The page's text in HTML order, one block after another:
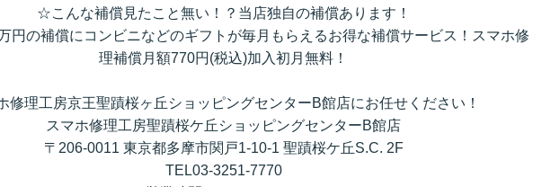
☆こんな補償見たこと無い！？当店独自の補償あります！
円の補償にコンビニなどのギフトが毎月もらえるお得な補償サービス！スマホ修
理補償月額770円(税込)加入初月無料！
修理工房京王聖蹟桜ヶ丘ショッピングセンターB館店にお任せください！
スマホ修理工房聖蹟桜ケ丘ショッピングセンターB館店
〒206-0011 東京都多摩市関戸1-10-1 聖蹟桜ケ丘S.C. 2F
TEL03-3251-7770